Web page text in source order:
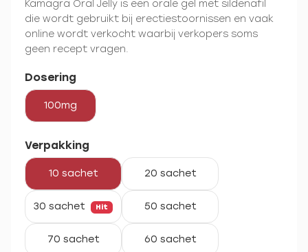
Kamagra Oral Jelly is een orale gel met sildenafil
die wordt gebruikt bij erectiestoornissen en vaak
online wordt verkocht waarbij verkopers soms
geen recept vragen.
Dosering
100mg
Verpakking
10 sachet 20 sachet
30 sachet Hit 50 sachet
70 sachet 60 sachet